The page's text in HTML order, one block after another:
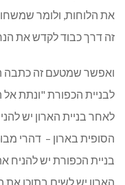
את הלוחות, ולומר שמשחו
זה דרך כבוד לקדש את
ואפשר שמטעם זה כתבה
לבניית הכפורת "ונתת
לאחר בניית הארון יש
הסופית בארון – דהרי
בניית הכפורת יש להניח
הארון יש לשים בתוכו את